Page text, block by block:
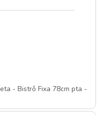
- Bistrô Fixa 78cm pta -